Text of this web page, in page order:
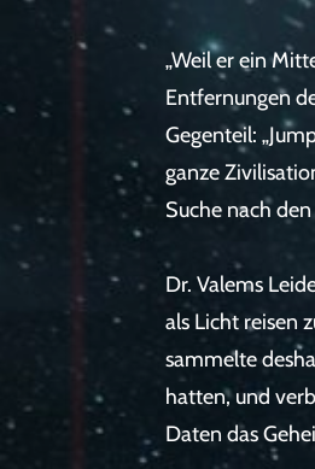
„Weil er ein
Entfernungen
Gegenteil:
ganze
Suche nach
Dr. Valems
als Licht reisen
sammelte
hatten, und
Daten das